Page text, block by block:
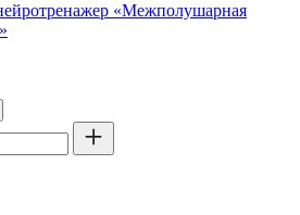
«Межполушарная